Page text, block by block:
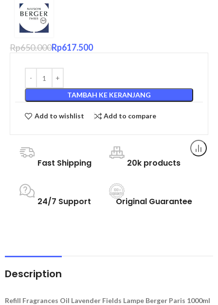
Rp650.000Rp617.500
TAMBAH KE KERANJANG
Add to wishlist Add to compare
Fast Shipping 20k products
24/7 Support Original Guarantee
Description
Refill Fragrances Oil Lavender Fields Lampe Berger Paris 1000ml